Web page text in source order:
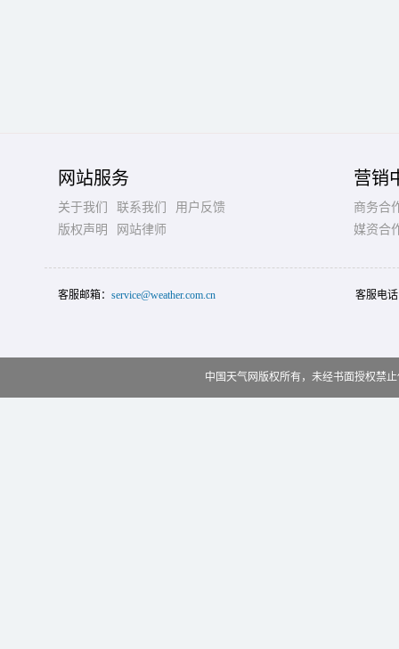
网站服务
关于我们 联系我们
用户反馈
版权声明
网站律师
营销
商务合
媒资合
客服邮箱： service@weather.com.cn 客服电
中国天气网版权所有，未经书面授权